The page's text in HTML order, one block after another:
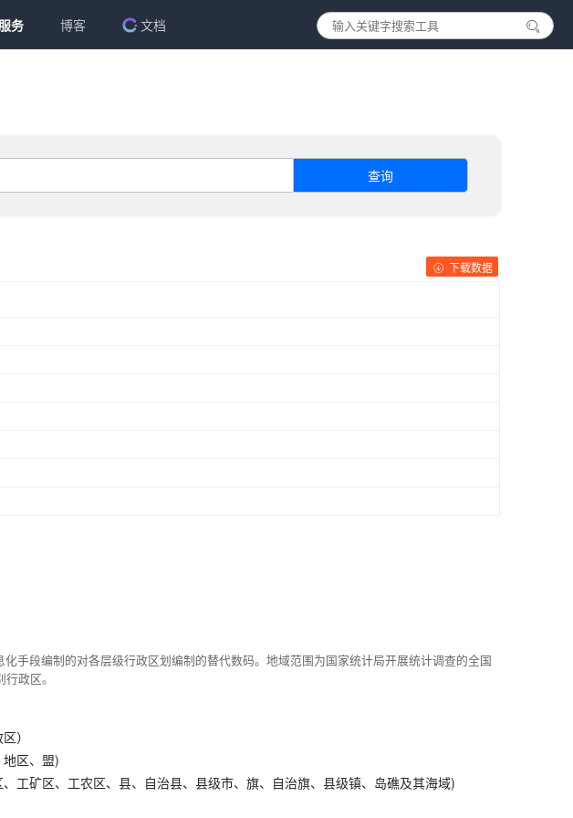
务 博客 文档
查询
下载数据
手段编制的对各层级行政区划编制的替代数码。地域范围为国家统计局开展统计调查的全国
政区。
）
区、盟)
工矿区、工农区、县、自治县、县级市、旗、自治旗、县级镇、岛礁及其海域)